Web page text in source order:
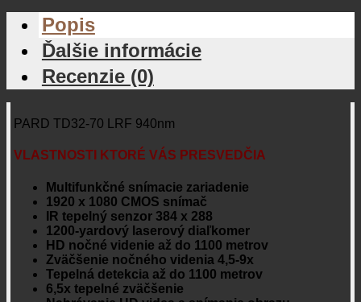
Popis
Ďalšie informácie
Recenzie (0)
PARD TD32-70 LRF 940nm
VLASTNOSTI KTORÉ VÁS PRESVEDČIA
Multifunkčné snímacie zariadenie
1920 x 1080 CMOS snímač
IR tepelný senzor 384 x 288
1200-yardový laserový diaľkomer
HD nočné videnie až do 1100 metrov
Zväčšenie nočného videnia 4,5-9x
Tepelná detekcia až do 1100 metrov
6,5x tepelné zväčšenie